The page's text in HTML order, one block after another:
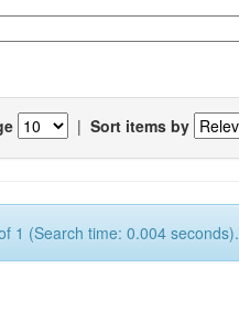
| Sort items by
1 (Search time: 0.004 seconds).